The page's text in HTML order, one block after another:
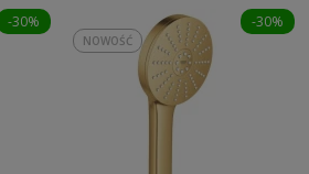
-30% -30%
NOWOŚĆ